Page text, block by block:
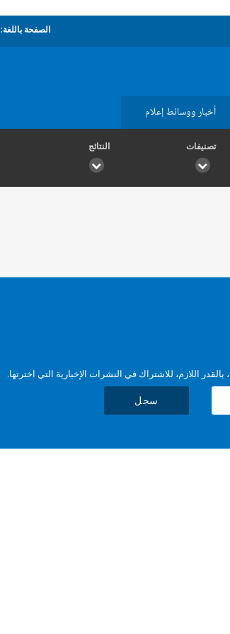
الصفحة باللغة:
أخبار ووسائط إعلام
تصنيفات النتائج
اللازم، للاشتراك في النشرات الإخبارية التي اخترتها.
سجل